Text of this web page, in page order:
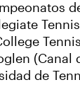
(Canal
de